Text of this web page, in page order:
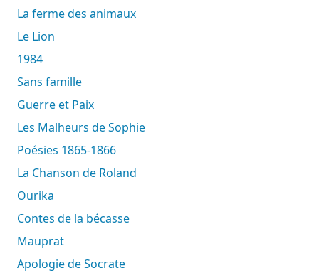
La ferme des animaux
Le Lion
1984
Sans famille
Guerre et Paix
Les Malheurs de Sophie
Poésies 1865-1866
La Chanson de Roland
Ourika
Contes de la bécasse
Mauprat
Apologie de Socrate